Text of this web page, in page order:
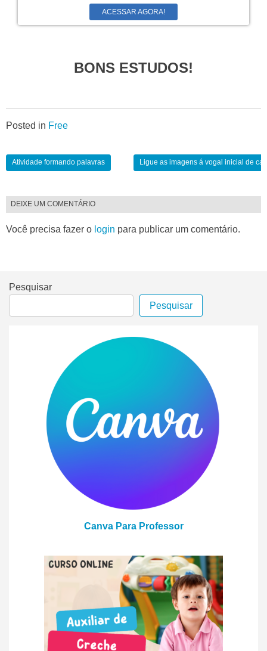
ACESSAR AGORA!
BONS ESTUDOS!
Posted in Free
Atividade formando palavras Ligue as imagens á vogal inicial de
DEIXE UM COMENTÁRIO
Você precisa fazer o login para publicar um comentário.
Pesquisar
Pesquisar
Canva Para Professor